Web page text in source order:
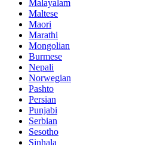
Malayalam
Maltese
Maori
Marathi
Mongolian
Burmese
Nepali
Norwegian
Pashto
Persian
Punjabi
Serbian
Sesotho
Sinhala